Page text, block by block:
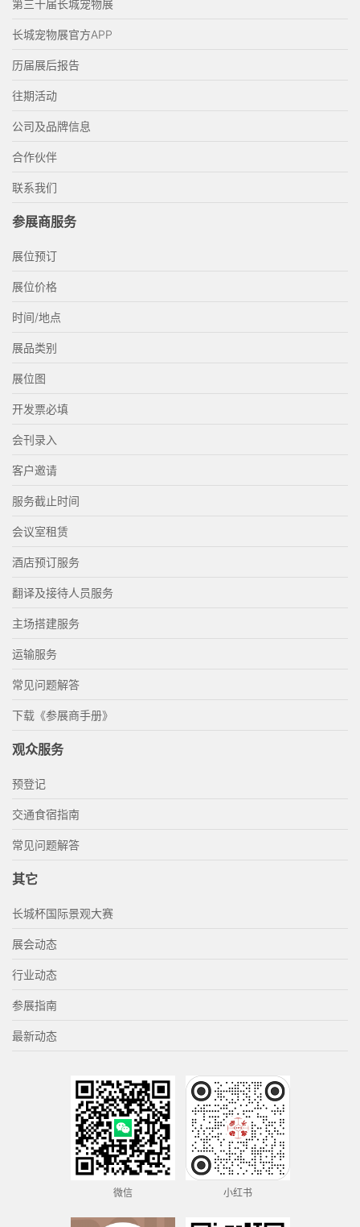
第三十届长城宠物展
长城宠物展官方APP
历届展后报告
往期活动
公司及品牌信息
合作伙伴
联系我们
参展商服务
展位预订
展位价格
时间/地点
展品类别
展位图
开发票必填
会刊录入
客户邀请
服务截止时间
会议室租赁
酒店预订服务
翻译及接待人员服务
主场搭建服务
运输服务
常见问题解答
下载《参展商手册》
观众服务
预登记
交通食宿指南
常见问题解答
其它
长城杯国际景观大赛
展会动态
行业动态
参展指南
最新动态
微信 小红书